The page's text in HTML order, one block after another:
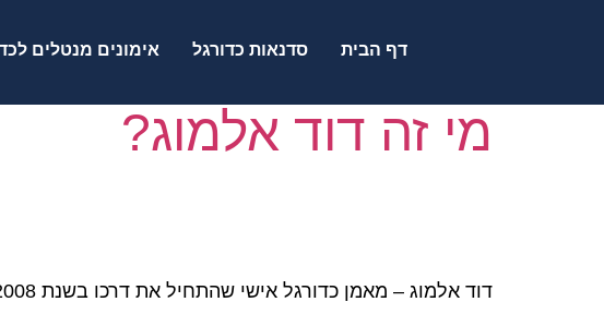
דף הבית סדנאות כדורגל אימונים מנטלים
מי זה דוד אלמוג?